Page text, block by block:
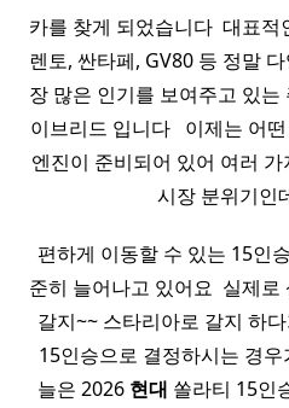
카를 찾게 되었습니다 ​ 대표
렌토, 싼타페, GV80 등 정말
장 많은 인기를 보여주고 있는
이브리드 입니다 ​ ​ 이제는 어
엔진이 준비되어 있어 여러
시장 분위기인
편하게 이동할 수 있는 15인
준히 늘어나고 있어요 ​ 실제
갈지~~ 스타리아로 갈지 하
15인승으로 결정하시는 경
늘은 2026 현대 쏠라티 15인